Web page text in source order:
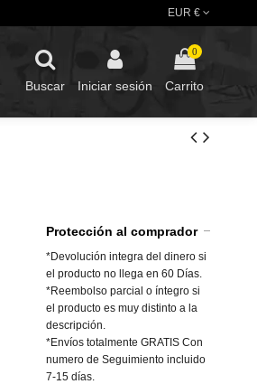
EUR €
Buscar Iniciar sesión
0
Carrito
Protección al comprador
*Devolución integra del dinero si
el producto no llega en 60 Días.
*Reembolso parcial o íntegro si
el producto es muy distinto a la
descripción.
*Envíos totalmente GRATIS Con
numero de Seguimiento incluido
7-15 días.